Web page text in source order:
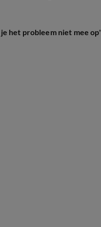
het probleem niet mee op'